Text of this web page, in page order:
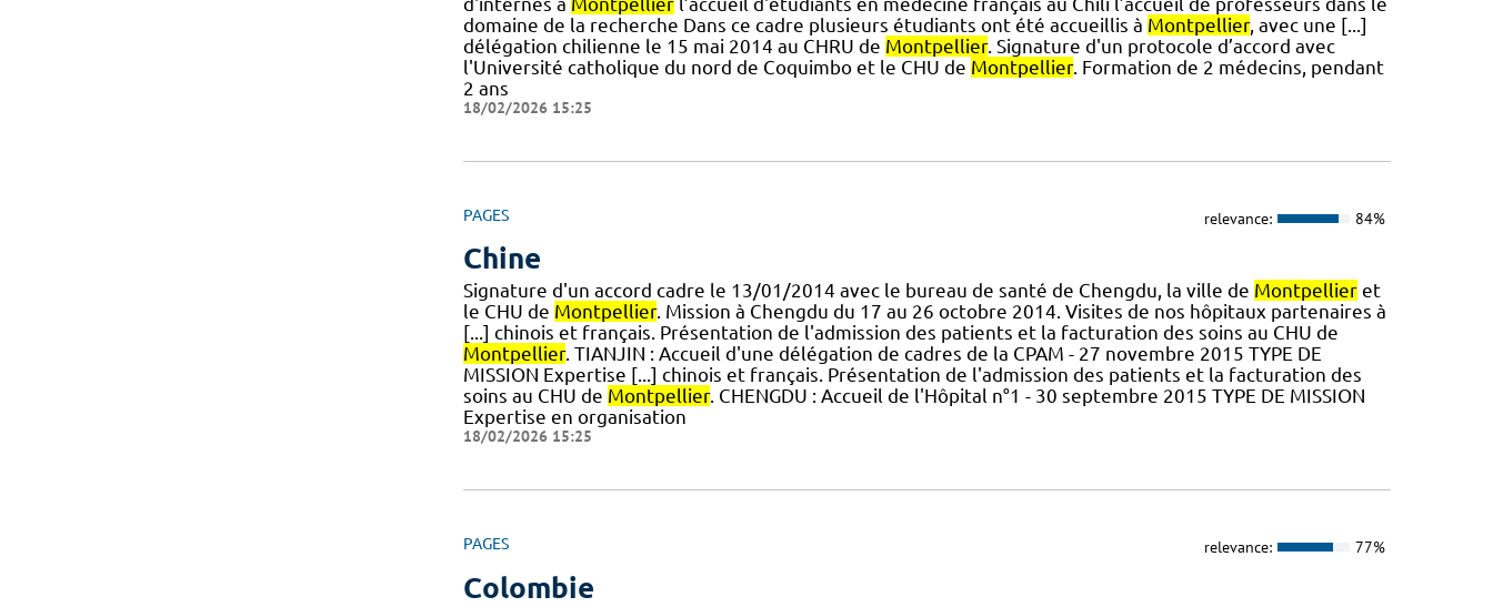
domaine de la recherche Dans ce cadre plusieurs étudiants ont été accueillis à Montpellier, avec une [...]
délégation chilienne le 15 mai 2014 au CHRU de Montpellier. Signature d'un protocole d’accord avec
l'Université catholique du nord de Coquimbo et le CHU de Montpellier. Formation de 2 médecins, pendant
2 ans
18/02/2026 15:25
PAGES relevance: 84%
Chine
Signature d'un accord cadre le 13/01/2014 avec le bureau de santé de Chengdu, la ville de Montpellieret
le CHU de Montpellier. Mission à Chengdu du 17 au 26 octobre 2014. Visites de nos hôpitaux partenaires à
[...] chinois et français. Présentation de l'admission des patients et la facturation des soins au CHU de
Montpellier. TIANJIN : Accueil d'une délégation de cadres de la CPAM - 27 novembre 2015 TYPE DE
MISSION Expertise [...] chinois et français. Présentation de l'admission des patients et la facturation des
soins au CHU de Montpellier. CHENGDU : Accueil de l'Hôpital n°1 - 30 septembre 2015 TYPE DE MISSION
Expertise en organisation
18/02/2026 15:25
PAGES relevance: 77%
Colombie